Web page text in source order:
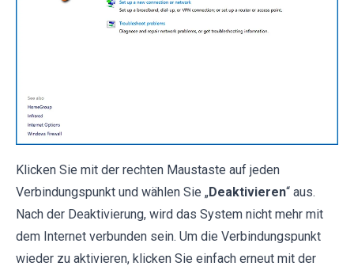
Klicken Sie mit der rechten Maustaste auf jeden
Verbindungspunkt und wählen Sie „Deaktivieren“ aus.
Nach der Deaktivierung, wird das System nicht mehr mit
dem Internet verbunden sein. Um die Verbindungspunkt
wieder zu aktivieren, klicken Sie einfach erneut mit der